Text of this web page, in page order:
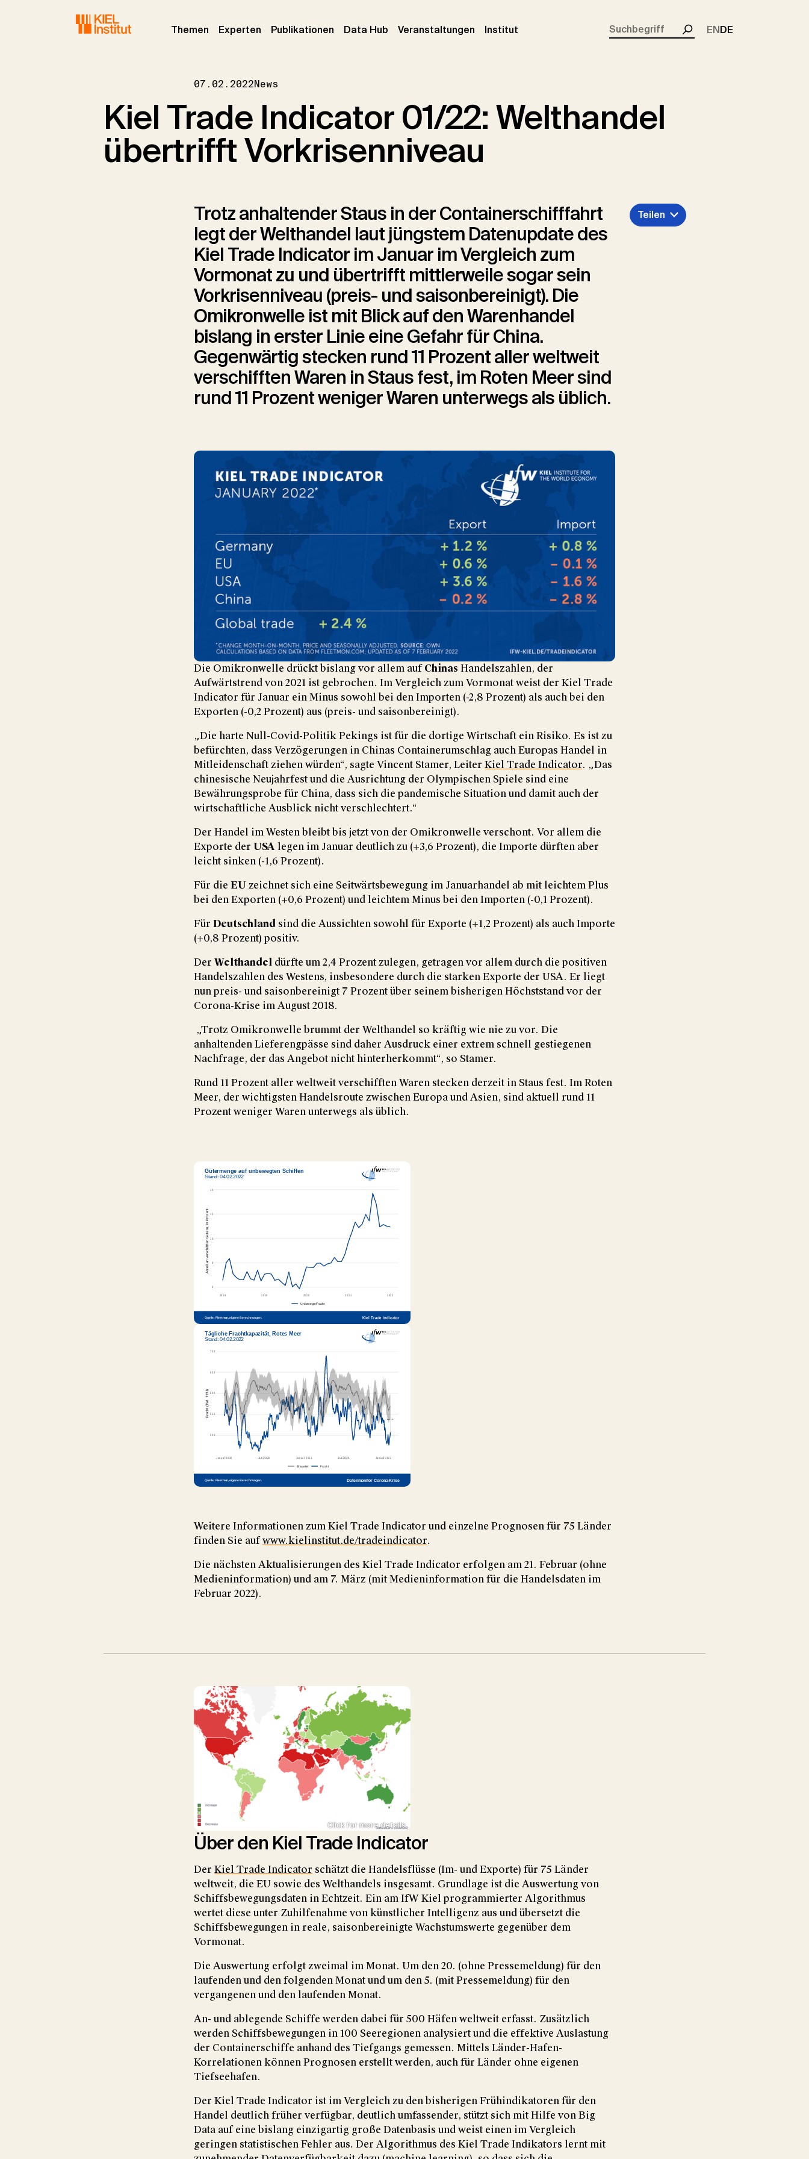
Themen (current)
Experten (current)
Publikationen (current)
Data Hub Veranstaltungen (current)
Institut
Suchen
ENDE
07.02.2022News
Kiel Trade Indicator 01/22: Welthandel
übertrifft Vorkrisenniveau
Teilen
Trotz anhaltender Staus in der Containerschifffahrt
legt der Welthandel laut jüngstem Datenupdate des
Kiel Trade Indicator im Januar im Vergleich zum
Vormonat zu und übertrifft mittlerweile sogar sein
Vorkrisenniveau (preis- und saisonbereinigt). Die
Omikronwelle ist mit Blick auf den Warenhandel
bislang in erster Linie eine Gefahr für China.
Gegenwärtig stecken rund 11 Prozent aller weltweit
verschifften Waren in Staus fest, im Roten Meer sind
rund 11 Prozent weniger Waren unterwegs als üblich.
Die Omikronwelle drückt bislang vor allem aufChinas Handelszahlen, der
Aufwärtstrend von 2021 ist gebrochen. Im Vergleich zum Vormonat weist der Kiel Trade
Indicator für Januar ein Minus sowohl bei den Importen (-2,8 Prozent) als auch bei den
Exporten (-0,2 Prozent) aus (preis- und saisonbereinigt).
„Die harte Null-Covid-Politik Pekings ist für die dortige Wirtschaft ein Risiko. Es ist zu
befürchten, dass Verzögerungen in Chinas Containerumschlag auch Europas Handel in
Mitleidenschaft ziehen würden“, sagte Vincent Stamer, Leiter Kiel Trade Indicator. „Das
chinesische Neujahrfest und die Ausrichtung der Olympischen Spiele sind eine
Bewährungsprobe für China, dass sich die pandemische Situation und damit auch der
wirtschaftliche Ausblick nicht verschlechtert.“
Der Handel im Westen bleibt bis jetzt von der Omikronwelle verschont. Vor allem die
Exporte der USA legen im Januar deutlich zu (+3,6 Prozent), die Importe dürften aber
leicht sinken (-1,6 Prozent).
Für die EUzeichnet sich eine Seitwärtsbewegung im Januarhandel ab mit leichtem Plus
bei den Exporten (+0,6 Prozent) und leichtem Minus bei den Importen (-0,1 Prozent).
Für Deutschland sind die Aussichten sowohl für Exporte (+1,2 Prozent) als auch Importe
(+0,8 Prozent) positiv.
Der Welthandel dürfte um 2,4 Prozent zulegen, getragen vor allem durch die positiven
Handelszahlen des Westens, insbesondere durch die starken Exporte der USA. Er liegt
nun preis- und saisonbereinigt 7 Prozent über seinem bisherigen Höchststand vor der
Corona-Krise im August 2018.
„Trotz Omikronwelle brummt der Welthandel so kräftig wie nie zu vor. Die
anhaltenden Lieferengpässe sind daher Ausdruck einer extrem schnell gestiegenen
Nachfrage, der das Angebot nicht hinterherkommt“, so Stamer.
Rund 11 Prozent aller weltweit verschifften Waren stecken derzeit in Staus fest. Im Roten
Meer, der wichtigsten Handelsroute zwischen Europa und Asien, sind aktuell rund 11
Prozent weniger Waren unterwegs als üblich.
Weitere Informationen zum Kiel Trade Indicator und einzelne Prognosen für 75 Länder
finden Sie aufwww.kielinstitut.de/tradeindicator.
Die nächsten Aktualisierungen des Kiel Trade Indicator erfolgen am 21. Februar (ohne
Medieninformation) und am 7. März (mit Medieninformation für die Handelsdaten im
Februar 2022).
Click for more details.
Über den Kiel Trade Indicator
Der Kiel Trade Indicator schätzt die Handelsflüsse (Im- und Exporte) für 75 Länder
weltweit, die EU sowie des Welthandels insgesamt. Grundlage ist die Auswertung von
Schiffsbewegungsdaten in Echtzeit. Ein am IfW Kiel programmierter Algorithmus
wertet diese unter Zuhilfenahme von künstlicher Intelligenz aus und übersetzt die
Schiffsbewegungen in reale, saisonbereinigte Wachstumswerte gegenüber dem
Vormonat.
Die Auswertung erfolgt zweimal im Monat. Um den 20. (ohne Pressemeldung) für den
laufenden und den folgenden Monat und um den 5. (mit Pressemeldung) für den
vergangenen und den laufenden Monat.
An- und ablegende Schiffe werden dabei für 500 Häfen weltweit erfasst. Zusätzlich
werden Schiffsbewegungen in 100 Seeregionen analysiert und die effektive Auslastung
der Containerschiffe anhand des Tiefgangs gemessen. Mittels Länder-Hafen-
Korrelationen können Prognosen erstellt werden, auch für Länder ohne eigenen
Tiefseehafen.
Der Kiel Trade Indicator ist im Vergleich zu den bisherigen Frühindikatoren für den
Handel deutlich früher verfügbar, deutlich umfassender, stützt sich mit Hilfe von Big
Data auf eine bislang einzigartig große Datenbasis und weist einen im Vergleich
geringen statistischen Fehler aus. Der Algorithmus des Kiel Trade Indikators lernt mit